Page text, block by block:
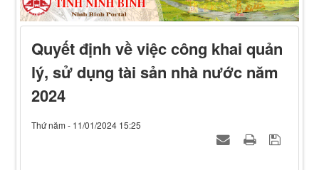
Quyết định về việc công khai quản
lý, sử dụng tài sản nhà nước năm
2024
Thứ năm - 11/01/2024 15:25